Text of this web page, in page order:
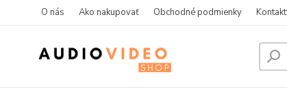
O nás Ako nakupovať Obchodné podmienky